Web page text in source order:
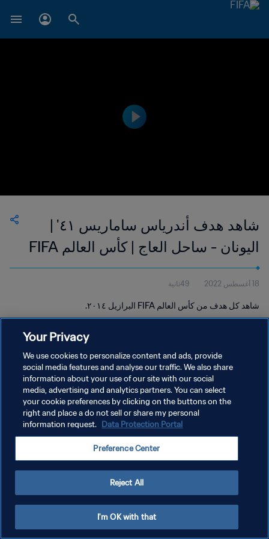
شاهد هدف أندرياس ساماريس ٤١' |
اليونان - ساحل العاج | كأس العالم FIFA
البرازيل ٢٠١٤
18 أغسطس 2022 49ثانية
شاهد كل هدف من كأس العالم FIFA البرازيل ٢٠١٤.
سياسة الخصوصية
شروط الخدمة
إدارة تفضيلات ملفات تعريف الارتباط
Your Privacy
We use cookies to personalize content and ads, provide
social media features and analyse our traffic. We also share
information about your use of our site with our social
media, advertising and analytics partners. You can select
your cookie preferences by clicking on the buttons on the
right and place a do not sell or share my personal
information request. Data Protection Portal
Preference Center
Reject All
I'm OK with that